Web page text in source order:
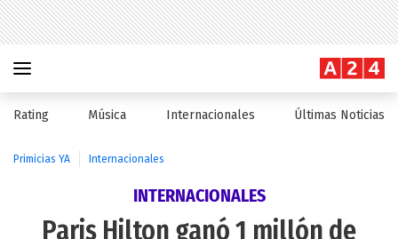
Rating Música Internacionales Últimas Noticias
Primicias YA Internacionales
INTERNACIONALES
Paris Hilton ganó 1 millón de